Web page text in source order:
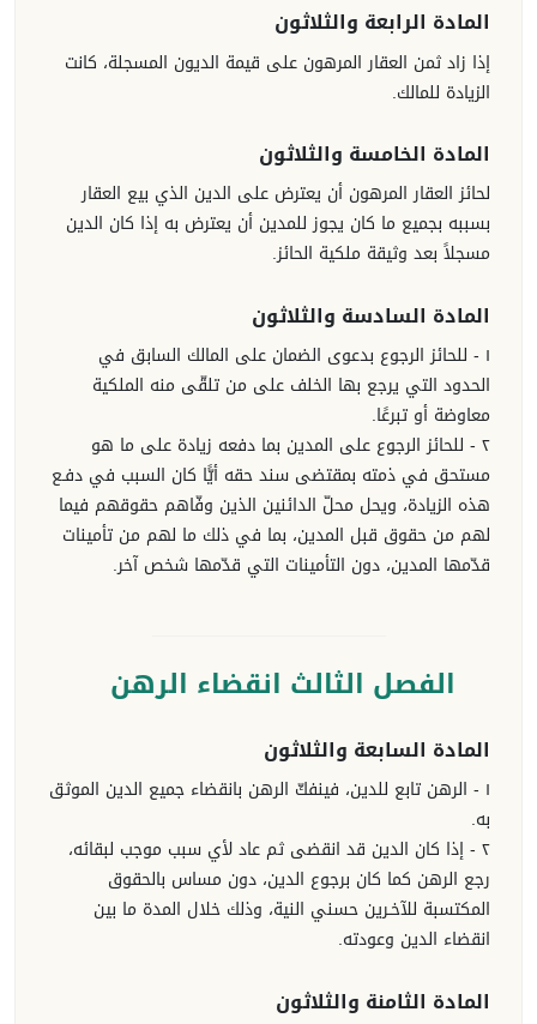
المادة الرابعة والثلاثون
إذا زاد ثمن العقار المرهون على قيمة الديون المسجلة، كانت
الزيادة للمالك.
المادة الخامسة والثلاثون
لحائز العقار المرهون أن يعترض على الدين الذي بيع العقار
بسببه بجميع ما كان يجوز للمدين أن يعترض به إذا كان الدين
مسجلاً بعد وثيقة ملكية الحائز.
المادة السادسة والثلاثون
١ - للحائز الرجوع بدعوى الضمان على المالك السابق في
الحدود التي يرجع بها الخلف على من تلقّى منه الملكية
معاوضة أو تبرعًا.
٢ - للحائز الرجوع على المدين بما دفعه زيادة على ما هو
مستحق في ذمته بمقتضى سند حقه أيًّا كان السبب في دفـع
هذه الزيادة، ويحل محلّ الدائنين الذين وفّاهم حقوقهم فيما
لهم من حقوق قبل المدين، بما في ذلك ما لهم من تأمينات
قدّمها المدين، دون التأمينات التي قدّمها شخص آخر.
الفصل الثالث انقضاء الرهن
المادة السابعة والثلاثون
١ - الرهن تابع للدين، فينفكّ الرهن بانقضاء جميع الدين الموثق
به.
٢ - إذا كان الدين قد انقضى ثم عاد لأي سبب موجب لبقائه،
رجع الرهن كما كان برجوع الدين، دون مساس بالحقوق
المكتسبة للآخـرين حسني النية، وذلك خلال المدة ما بين
انقضاء الدين وعودته.
المادة الثامنة والثلاثون